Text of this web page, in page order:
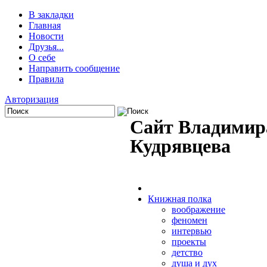
В закладки
Главная
Новости
Друзья...
О себе
Направить сообщение
Правила
Авторизация
Сайт
Кудрявцева
Книжная полка
воображение
феномен
интервью
проекты
детство
душа и дух